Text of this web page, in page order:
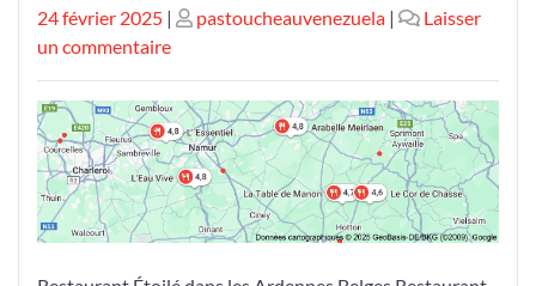
Publié
le
24 février 2025 | Publié
pastoucheauvenezuela |
Laisser
un commentairesur
le
Prestigieux
Restaurant
Étoilé
des
Ardennes
Belges